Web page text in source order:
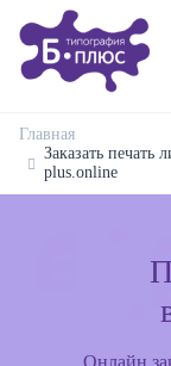
Главная
Заказать печать
plus.online
Онлайн